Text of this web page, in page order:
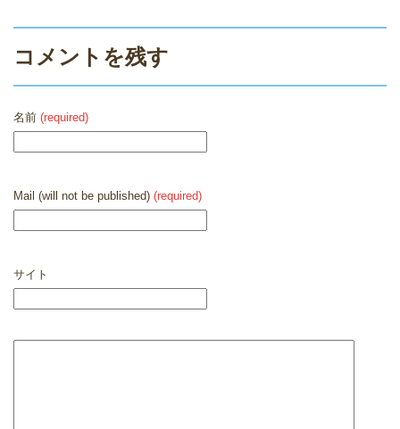
コメントを残す
名前 (required)
Mail (will not be published) (required)
サイト